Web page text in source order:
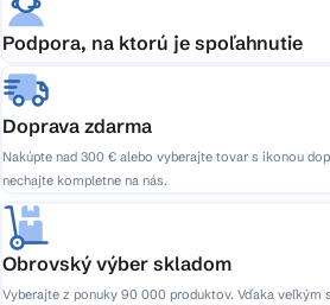
Podpora, na ktorú je spoľahnutie
Doprava zdarma
Nakúpte nad 300 € alebo vyberajte tovar s ikonou
nechajte kompletne na nás.
Obrovský výber skladom
Vyberajte z ponuky 90 000 produktov. Vďaka veľkým